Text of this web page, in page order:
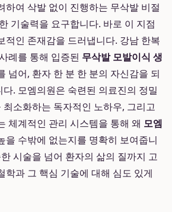
하여 삭발 없이 진행하는 무삭발 비절
기술력을 요구합니다. 바로 이 지점
적인 존재감을 드러냅니다. 강남 한복
례를 통해 입증된 무삭발 모발이식 생
넘어, 환자 한 분 한 분의 자신감을 되
. 모엠의원은 숙련된 의료진의 정밀
소화하는 독자적인 노하우, 그리고
체계적인 관리 시스템을 통해 왜 모엠
을 수밖에 없는지를 명확히 보여줍니
시술을 넘어 환자의 삶의 질까지 고
학과 그 핵심 기술에 대해 심도 있게